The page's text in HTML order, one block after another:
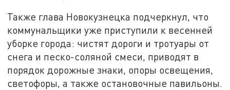
Также глава Новокузнецка подчеркнул, что
коммунальщики уже приступили к весенней
уборке города: чистят дороги и тротуары от
снега и песко-соляной смеси, приводят в
порядок дорожные знаки, опоры освещения,
светофоры, а также остановочные павильоны.